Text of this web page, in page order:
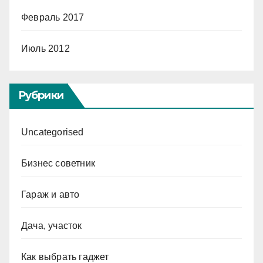
Февраль 2017
Июль 2012
Рубрики
Uncategorised
Бизнес советник
Гараж и авто
Дача, участок
Как выбрать гаджет